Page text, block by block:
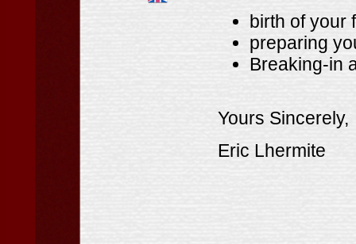
birth of your
preparing
Breaking-in
Yours Sincerely,
Eric Lhermite